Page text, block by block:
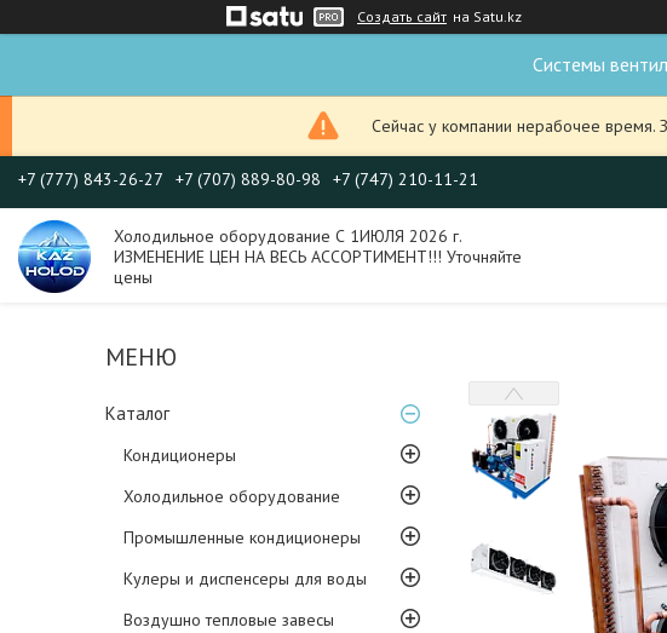
Создать сайт на Satu.kz
Системы
Сейчас у компании нерабочее время.
+7 (777) 843-26-27 +7 (707) 889-80-98 +7 (747) 210-11-21
Холодильное оборудование С 1ИЮЛЯ 2026 г.
ИЗМЕНЕНИЕ ЦЕН НА ВЕСЬ АССОРТИМЕНТ!!! Уточняйте
цены
Каталог
Кондиционеры
Холодильное оборудование
Промышленные кондиционеры
Кулеры и диспенсеры для воды
Воздушно тепловые завесы